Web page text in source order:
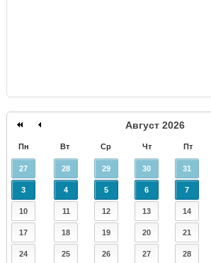
Август 2026
Пн Вт Ср Чт Пт
27 28 29 30 31
3 4 5 6 7
10 11 12 13 14
17 18 19 20 21
24 25 26 27 28